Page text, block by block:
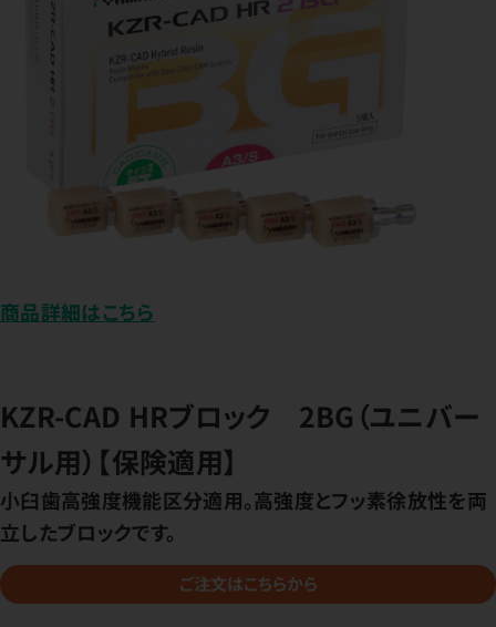
商品詳細はこちら
KZR-CAD HRブロック 2BG（ユニバー
サル用）【保険適用】
小臼歯高強度機能区分適用。高強度とフッ素徐放性を両
立したブロックです。
ご注文はこちらから